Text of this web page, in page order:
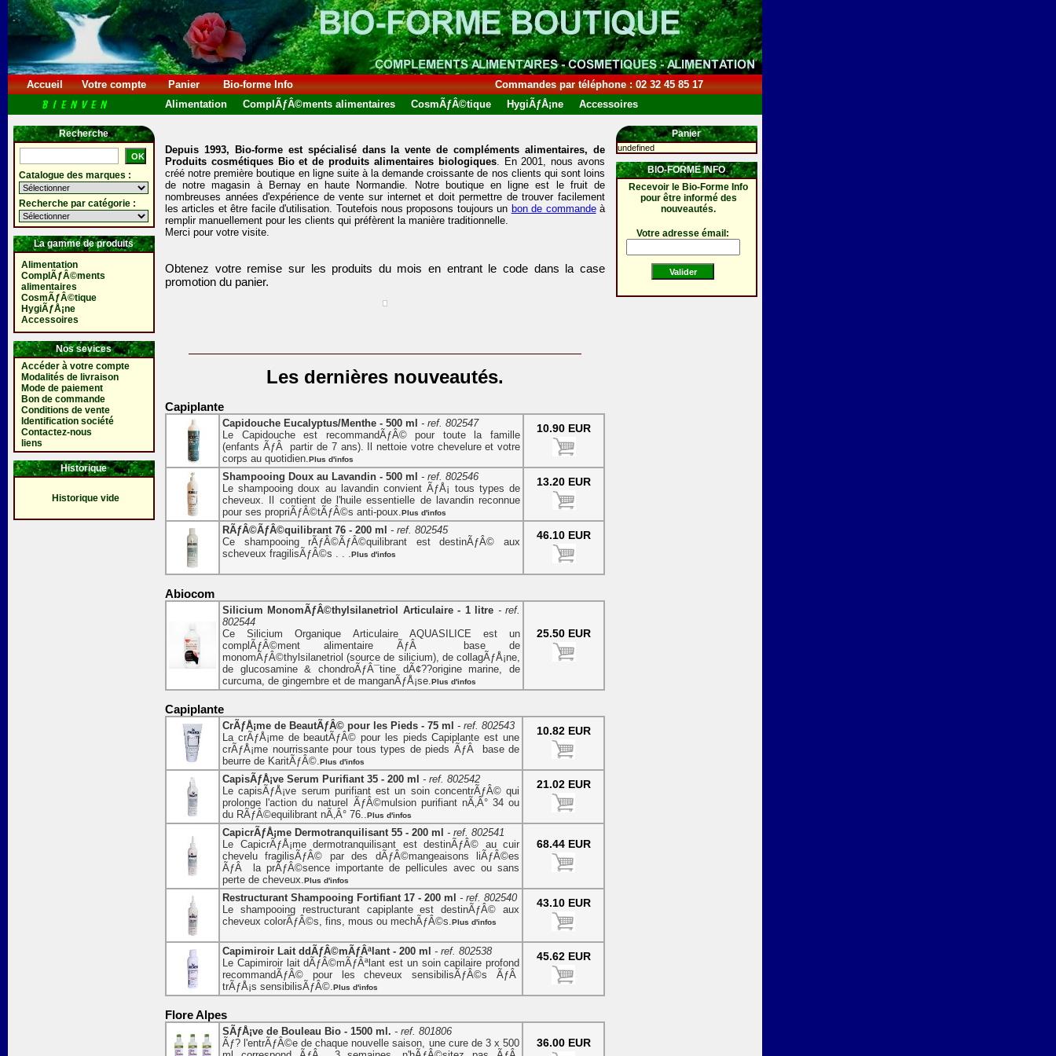
Accueil Votre compte Panier Bio-forme Info
Commandes par téléphone : 02 32 45 85 17
Alimentation
ComplÃƒÂ©ments alimentaires CosmÃƒÂ©tique HygiÃƒÅ¡ne Accessoires
Recherche
Catalogue des marques :
Recherche par catégorie :
La gamme de produits
Alimentation
ComplÃƒÂ©ments
alimentaires
CosmÃƒÂ©tique
HygiÃƒÅ¡ne
Accessoires
Nos sevices
Accéder à votre compte
Modalités de livraison
Mode de paiement
Bon de commande
Conditions de vente
Identification société
Contactez-nous
liens
Historique
Historique vide
Depuis 1993, Bio-forme est spécialisé dans la vente de compléments alimentaires, de
Produits cosmétiques Bio et de produits alimentaires biologiques. En 2001, nous avons
créé notre première boutique en ligne suite à la demande croissante de nos clients qui sont loins
de notre magasin à Bernay en haute Normandie. Notre boutique en ligne est le fruit de
nombreuses années d'expérience de vente sur internet et doit permettre de trouver facilement
les articles et être facile d'utilisation. Toutefois nous proposons toujours un bon de commandeà
remplir manuellement pour les clients qui préfèrent la manière traditionnelle.
Merci pour votre visite.
Obtenez votre remise sur les produits du mois en entrant le code dans la case
promotion du panier.
Les dernières nouveautés.
Capiplante
Capidouche Eucalyptus/Menthe - 500 ml - ref. 802547
Le Capidouche est recommandÃƒÂ© pour toute la famille
(enfants ÃƒÂ partir de 7 ans). Il nettoie votre chevelure et votre
corps au quotidien.Plus d'infos
10.90 EUR
Shampooing Doux au Lavandin - 500 ml - ref. 802546
Le shampooing doux au lavandin convient ÃƒÅ¡ tous types de
cheveux. Il contient de l'huile essentielle de lavandin reconnue
pour ses propriÃƒÂ©tÃƒÂ©s anti-poux.Plus d'infos
13.20 EUR
RÃƒÂ©ÃƒÂ©quilibrant 76 - 200 ml - ref. 802545
Ce shampooing rÃƒÂ©ÃƒÂ©quilibrant est destinÃƒÂ© aux
scheveux fragilisÃƒÂ©s . . .Plus d'infos
46.10 EUR
Abiocom
Silicium MonomÃƒÂ©thylsilanetriol Articulaire - 1 litre - ref.
802544
Ce Silicium Organique Articulaire AQUASILICE est un
complÃƒÂ©ment alimentaire ÃƒÂ base de
monomÃƒÂ©thylsilanetriol (source de silicium), de collagÃƒÅ¡ne,
de glucosamine & chondroÃƒÂ¯tine dÃ¢??origine marine, de
curcuma, de gingembre et de manganÃƒÅ¡se.Plus d'infos
25.50 EUR
Capiplante
CrÃƒÅ¡me de BeautÃƒÂ© pour les Pieds - 75 ml - ref. 802543
La crÃƒÅ¡me de beautÃƒÂ© pour les pieds Capiplante est une
crÃƒÅ¡me nourrissante pour tous types de pieds ÃƒÂ base de
beurre de KaritÃƒÂ©.Plus d'infos
10.82 EUR
CapisÃƒÅ¡ve Serum Purifiant 35 - 200 ml - ref. 802542
Le capisÃƒÅ¡ve serum purifiant est un soin concentrÃƒÂ© qui
prolonge l'action du naturel ÃƒÂ©mulsion purifiant nÃ‚Â° 34 ou
du RÃƒÂ©equilibrant nÃ‚Â° 76..Plus d'infos
21.02 EUR
CapicrÃƒÅ¡me Dermotranquilisant 55 - 200 ml - ref. 802541
Le CapicrÃƒÅ¡me dermotranquilisant est destinÃƒÂ© au cuir
chevelu fragilisÃƒÂ© par des dÃƒÂ©mangeaisons liÃƒÂ©es
ÃƒÂ la prÃƒÂ©sence importante de pellicules avec ou sans
perte de cheveux.Plus d'infos
68.44 EUR
Restructurant Shampooing Fortifiant 17 - 200 ml - ref. 802540
Le shampooing restructurant capiplante est destinÃƒÂ© aux
cheveux colorÃƒÂ©s, fins, mous ou mechÃƒÂ©s.Plus d'infos
43.10 EUR
Capimiroir Lait ddÃƒÂ©mÃƒÂªlant - 200 ml - ref. 802538
Le Capimiroir lait dÃƒÂ©mÃƒÂªlant est un soin capilaire profond
recommandÃƒÂ© pour les cheveux sensibilisÃƒÂ©s ÃƒÂ
trÃƒÅ¡s sensibilisÃƒÂ©.Plus d'infos
45.62 EUR
Flore Alpes
SÃƒÅ¡ve de Bouleau Bio - 1500 ml. - ref. 801806
Ãƒ? l'entrÃƒÂ©e de chaque nouvelle saison, une cure de 3 x 500
36.00 EUR
Panier
undefined
BIO-FORME INFO
Recevoir le Bio-Forme Info
pour être informé des
nouveautés.
Votre adresse émail: